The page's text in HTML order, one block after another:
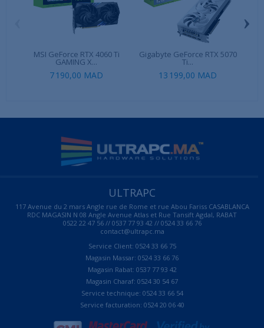
MSI GeForce RTX 4060 Ti
GAMING X...
7 190,00 MAD
Gigabyte GeForce RTX 5070
Ti...
13 199,00 MAD
›
ULTRAPC
117 Avenue du 2 mars Angle rue de Rome et rue Abou Fariss CASABLANCA
RDC MAGASIN N 08 Angle Avenue Atlas et Rue Tansift Agdal, RABAT
0522 22 47 56 // 0537 77 93 42 // 0524 33 66 76
contact@ultrapc.ma
Service Client: 0524 33 66 75
Magasin Massar: 0524 33 66 76
Magasin Rabat: 0537 77 93 42
Magasin Charaf: 0524 30 54 67
Service technique: 0524 33 66 54
Service facturation: 0524 20 06 40